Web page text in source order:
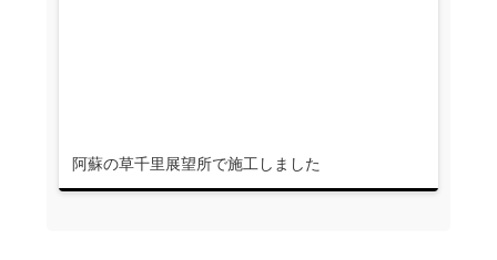
阿蘇の草千里展望所で施工しました